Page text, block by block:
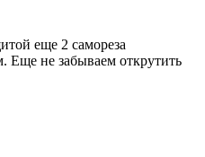
еще 2 самореза
Еще не забываем открутить